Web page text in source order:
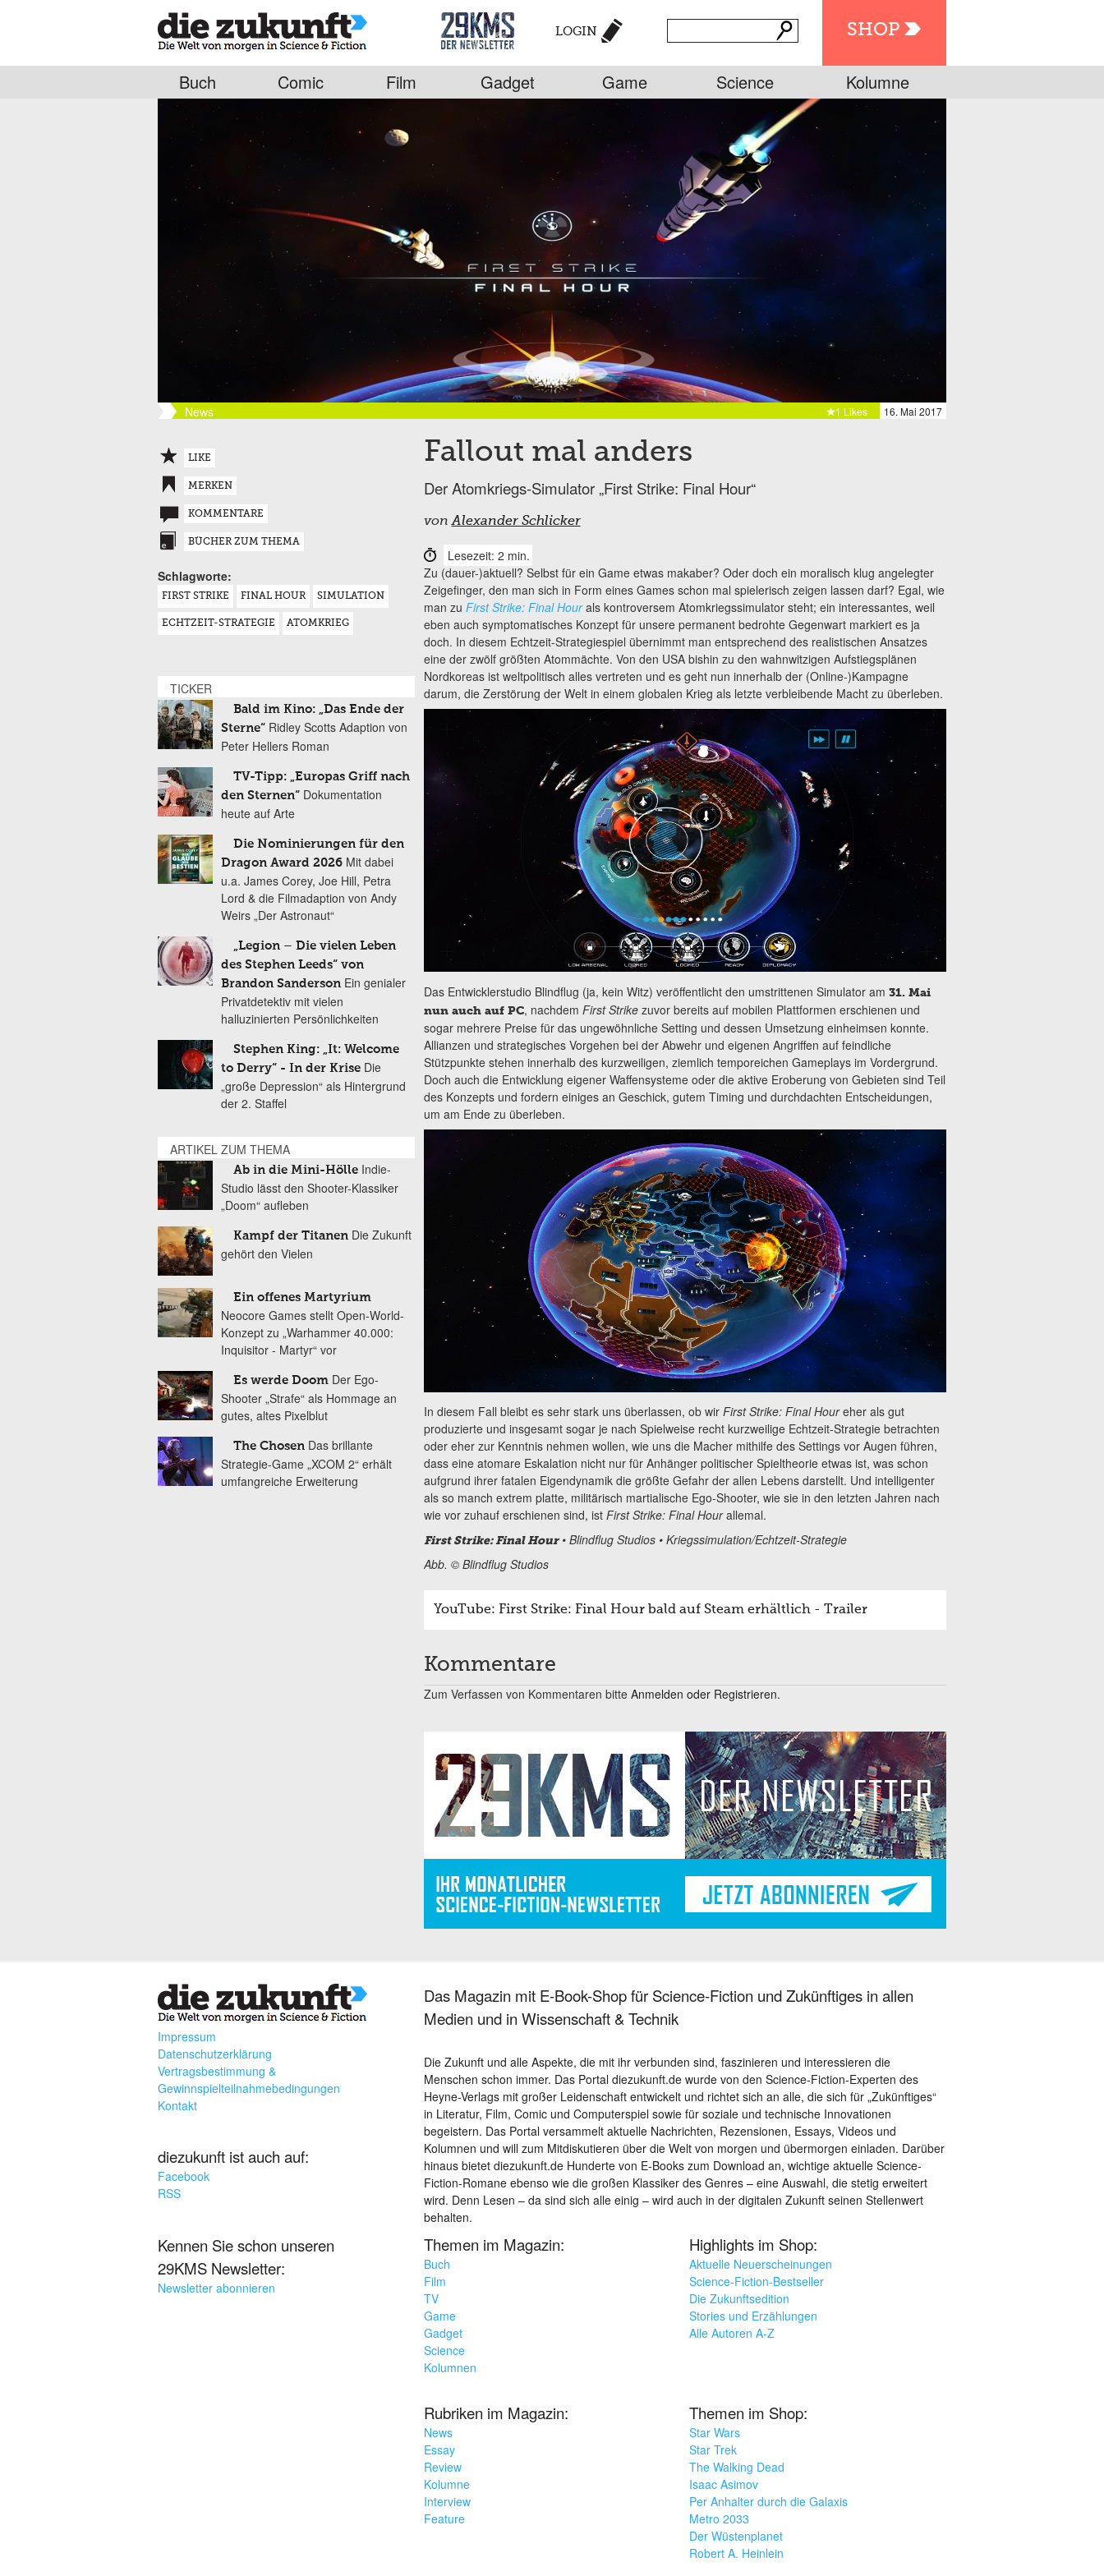
SHOP
LOGIN
Buch Comic Film Gadget Game Science Kolumne
News 16. Mai 2017
1 Likes
Fallout mal anders
Der Atomkriegs-Simulator „First Strike: Final Hour“
vonAlexander Schlicker
Lesezeit: 2 min.
Zu (dauer-)aktuell? Selbst für ein Game etwas makaber? Oder doch ein moralisch klug angelegter
Zeigefinger, den man sich in Form eines Games schon mal spielerisch zeigen lassen darf? Egal, wie
man zu First Strike: Final Hourals kontroversem Atomkriegssimulator steht; ein interessantes, weil
eben auch symptomatisches Konzept für unsere permanent bedrohte Gegenwart markiert es ja
doch. In diesem Echtzeit-Strategiespiel übernimmt man entsprechend des realistischen Ansatzes
eine der zwölf größten Atommächte. Von den USA bishin zu den wahnwitzigen Aufstiegsplänen
Nordkoreas ist weltpolitisch alles vertreten und es geht nun innerhalb der (Online-)Kampagne
darum, die Zerstörung der Welt in einem globalen Krieg als letzte verbleibende Macht zu überleben.
Das Entwicklerstudio Blindflug (ja, kein Witz) veröffentlicht den umstrittenen Simulator am 31. Mai
nun auch auf PC, nachdem First Strikezuvor bereits auf mobilen Plattformen erschienen und
sogar mehrere Preise für das ungewöhnliche Setting und dessen Umsetzung einheimsen konnte.
Allianzen und strategisches Vorgehen bei der Abwehr und eigenen Angriffen auf feindliche
Stützpunkte stehen innerhalb des kurzweiligen, ziemlich temporeichen Gameplays im Vordergrund.
Doch auch die Entwicklung eigener Waffensysteme oder die aktive Eroberung von Gebieten sind Teil
des Konzepts und fordern einiges an Geschick, gutem Timing und durchdachten Entscheidungen,
um am Ende zu überleben.
In diesem Fall bleibt es sehr stark uns überlassen, ob wir First Strike: Final Houreher als gut
produzierte und insgesamt sogar je nach Spielweise recht kurzweilige Echtzeit-Strategie betrachten
oder eher zur Kenntnis nehmen wollen, wie uns die Macher mithilfe des Settings vor Augen führen,
dass eine atomare Eskalation nicht nur für Anhänger politischer Spieltheorie etwas ist, was schon
aufgrund ihrer fatalen Eigendynamik die größte Gefahr der allen Lebens darstellt. Und intelligenter
als so manch extrem platte, militärisch martialische Ego-Shooter, wie sie in den letzten Jahren nach
wie vor zuhauf erschienen sind, ist First Strike: Final Hourallemal.
First Strike: Final Hour• Blindflug Studios • Kriegssimulation/Echtzeit-Strategie
Abb. © Blindflug Studios
YouTube: First Strike: Final Hour bald auf Steam erhältlich - Trailer
Kommentare
Zum Verfassen von Kommentaren bitte Anmelden oder Registrieren.
LIKE
MERKEN
KOMMENTARE
BÜCHER ZUM THEMA
Schlagworte:
FIRST STRIKE FINAL HOUR SIMULATION
ECHTZEIT-STRATEGIE ATOMKRIEG
TICKER
Bald im Kino: „Das Ende der
Sterne“ Ridley Scotts Adaption von
Peter Hellers Roman
TV-Tipp: „Europas Griff nach
den Sternen“ Dokumentation
heute auf Arte
Die Nominierungen für den
Dragon Award 2026 Mit dabei
u.a. James Corey, Joe Hill, Petra
Lord & die Filmadaption von Andy
Weirs „Der Astronaut“
„Legion – Die vielen Leben
des Stephen Leeds“ von
Brandon Sanderson Ein genialer
Privatdetektiv mit vielen
halluzinierten Persönlichkeiten
Stephen King: „It: Welcome
to Derry“ - In der Krise Die
„große Depression“ als Hintergrund
der 2. Staffel
ARTIKEL ZUM THEMA
Ab in die Mini-Hölle Indie-
Studio lässt den Shooter-Klassiker
„Doom“ aufleben
Kampf der Titanen Die Zukunft
gehört den Vielen
Ein offenes Martyrium
Neocore Games stellt Open-World-
Konzept zu „Warhammer 40.000:
Inquisitor - Martyr“ vor
Es werde Doom Der Ego-
Shooter „Strafe“ als Hommage an
gutes, altes Pixelblut
The Chosen Das brillante
Strategie-Game „XCOM 2“ erhält
umfangreiche Erweiterung
Impressum
Datenschutzerklärung
Vertragsbestimmung &
Gewinnspielteilnahmebedingungen
Kontakt
diezukunft ist auch auf:
Facebook
RSS
Kennen Sie schon unseren
29KMS Newsletter:
Newsletter abonnieren
Das Magazin mit E-Book-Shop für Science-Fiction und Zukünftiges in allen
Medien und in Wissenschaft & Technik
Die Zukunft und alle Aspekte, die mit ihr verbunden sind, faszinieren und interessieren die
Menschen schon immer. Das Portal diezukunft.de wurde von den Science-Fiction-Experten des
Heyne-Verlags mit großer Leidenschaft entwickelt und richtet sich an alle, die sich für „Zukünftiges“
in Literatur, Film, Comic und Computerspiel sowie für soziale und technische Innovationen
begeistern. Das Portal versammelt aktuelle Nachrichten, Rezensionen, Essays, Videos und
Kolumnen und will zum Mitdiskutieren über die Welt von morgen und übermorgen einladen. Darüber
hinaus bietet diezukunft.de Hunderte von E-Books zum Download an, wichtige aktuelle Science-
Fiction-Romane ebenso wie die großen Klassiker des Genres – eine Auswahl, die stetig erweitert
wird. Denn Lesen – da sind sich alle einig – wird auch in der digitalen Zukunft seinen Stellenwert
behalten.
Themen im Magazin:
Buch
Film
TV
Game
Gadget
Science
Kolumnen
Highlights im Shop:
Aktuelle Neuerscheinungen
Science-Fiction-Bestseller
Die Zukunftsedition
Stories und Erzählungen
Alle Autoren A-Z
Rubriken im Magazin:
News
Essay
Review
Kolumne
Interview
Feature
Themen im Shop:
Star Wars
Star Trek
The Walking Dead
Isaac Asimov
Per Anhalter durch die Galaxis
Metro 2033
Der Wüstenplanet
Robert A. Heinlein